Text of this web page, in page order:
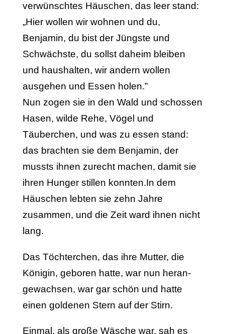
verwünschtes Häuschen, das leer stand:
„Hier wollen wir wohnen und du,
Benjamin, du bist der Jüngste und
Schwächste, du sollst daheim bleiben
und haushalten, wir andern wollen
ausgehen und Essen holen.”
Nun zogen sie in den Wald und schossen
Hasen, wilde Rehe, Vögel und
Täuberchen, und was zu essen stand:
das brachten sie dem Benjamin, der
mussts ihnen zurecht machen, damit sie
ihren Hunger stillen konnten.In dem
Häuschen lebten sie zehn Jahre
zusammen, und die Zeit ward ihnen nicht
lang.
Das Töchterchen, das ihre Mutter, die
Königin, geboren hatte, war nun heran­
gewachsen, war gar schön und hatte
einen goldenen Stern auf der Stirn.
Einmal, als große Wäsche war, sah es